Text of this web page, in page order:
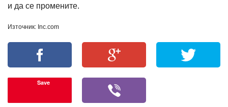
и да се промените.
Източник: Inc.com
Save